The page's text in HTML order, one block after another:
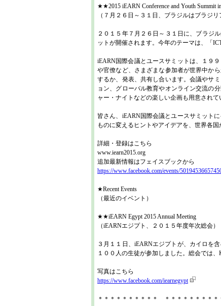
★★2015 iEARN Conference and Youth Summit
（７月２６日～３１日、ブラジルはブラジ
２０１５年７月２６日～３１日に、ブラジ
ットが開催されます。今年のテーマは、「
iEARN国際会議とユースサミットは、１９
や官僚など、さまざまな参加者が世界中か
するか、発表、共有し合います。会議やサ
ョン、グローバル教育やオンライン交流の
ャー・ナイトなどの楽しい企画も用意されて
皆さん、iEARN国際会議とユースサミット
ものに変えるヒントやアイデアを、世界各
詳細・登録はこちら
www.iearn2015.org
追加最新情報はフェイスブックから
https://www.facebook.com/events/
★Recent Events
（最近のイベント）
★★iEARN Egypt 2015 Annual Meeting
（iEARNエジプト、２０１５年度年次総会）
３月１１日、iEARNエジプトが、カイロを
１００人の生徒が参加しました。総会では
写真はこちら
https://www.facebook.com/iearnegypt
＊＊＊＊＊＊＊＊＊＊ ＊＊＊＊＊＊＊＊